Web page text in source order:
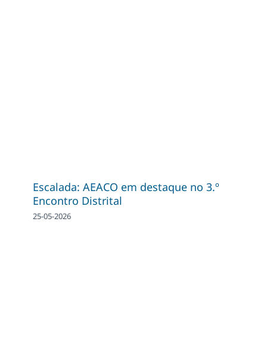
Escalada: AEACO em destaque no 3.º
Encontro Distrital
25-05-2026